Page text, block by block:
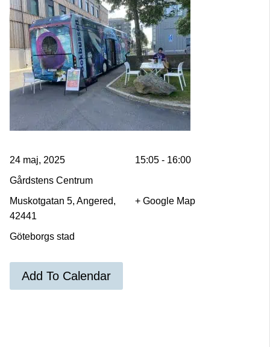
24 maj, 2025
15:05 - 16:00
Gårdstens Centrum
Muskotgatan 5, Angered,
42441
+ Google Map
Göteborgs stad
Add To Calendar